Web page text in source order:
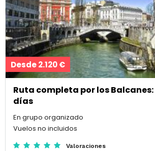
Desde 2.120 €
Ruta completa por los Balcanes:
días
En grupo organizado
Vuelos no incluidos
Valoraciones